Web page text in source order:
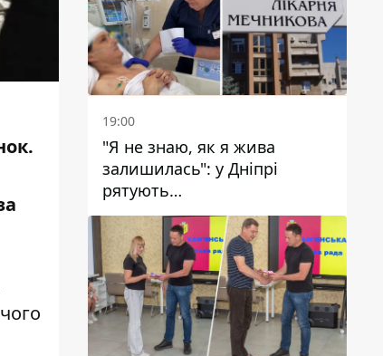
19:00
"Я не знаю, як я жива
залишилась": у Дніпрі
рятують
військовослужбовицю та
мати чотирьох дітей, яку
поранив КАБ